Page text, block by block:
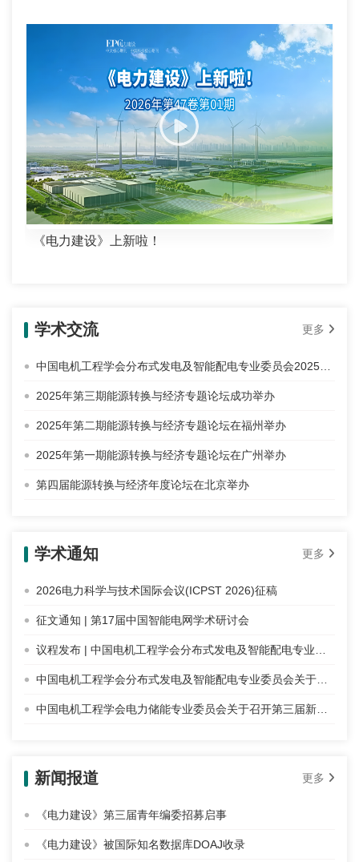
《电力建设》上新啦！
学术交流 更多
2025年第三期能源转换与经济专题论坛成功举办
2025年第二期能源转换与经济专题论坛在福州举办
2025年第一期能源转换与经济专题论坛在广州举办
第四届能源转换与经济年度论坛在北京举办
学术通知 更多
2026电力科学与技术国际会议(ICPST 2026)征稿
征文通知 | 第17届中国智能电网学术研讨会
新闻报道 更多
《电力建设》第三届青年编委招募启事
《电力建设》被国际知名数据库DOAJ收录